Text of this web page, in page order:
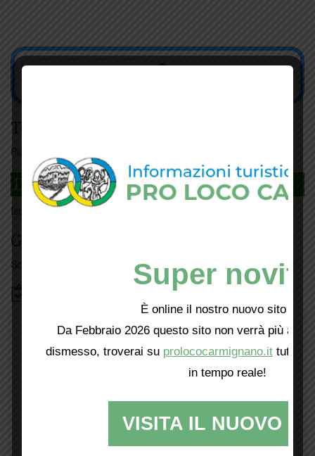
Tesseramento
Puoi tesserarti online
DAGLI L'ANDA
Iscriviti qui
Giorno per giorno a Carmignano
Scopri tutti gli eventi Super
È online il nostro nuovo sito web!
Da Febbraio 2026 questo sito non verrà più
dismesso, troverai su prolococarmignano.it tutti i
in tempo reale!
VISITA IL NUOVO